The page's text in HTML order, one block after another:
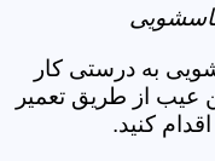
به درستی کار
عیب از طریق تعمیر
کنید.